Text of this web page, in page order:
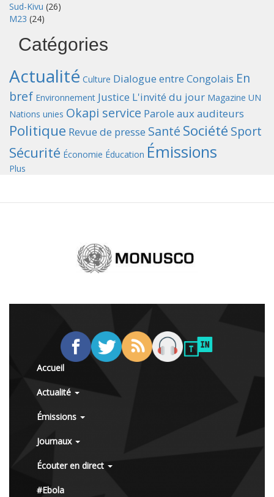
Sud-Kivu (26)
M23 (24)
Catégories
Actualité Culture Dialogue entre Congolais En
bref Environnement Justice L'invité du jour Magazine UN
Nations unies Okapi service Parole aux auditeurs
Politique Revue de presse Santé Société Sport
Sécurité Économie Éducation Émissions
Plus
Accueil
Actualité
Émissions
Journaux
Écouter en direct
#Ebola